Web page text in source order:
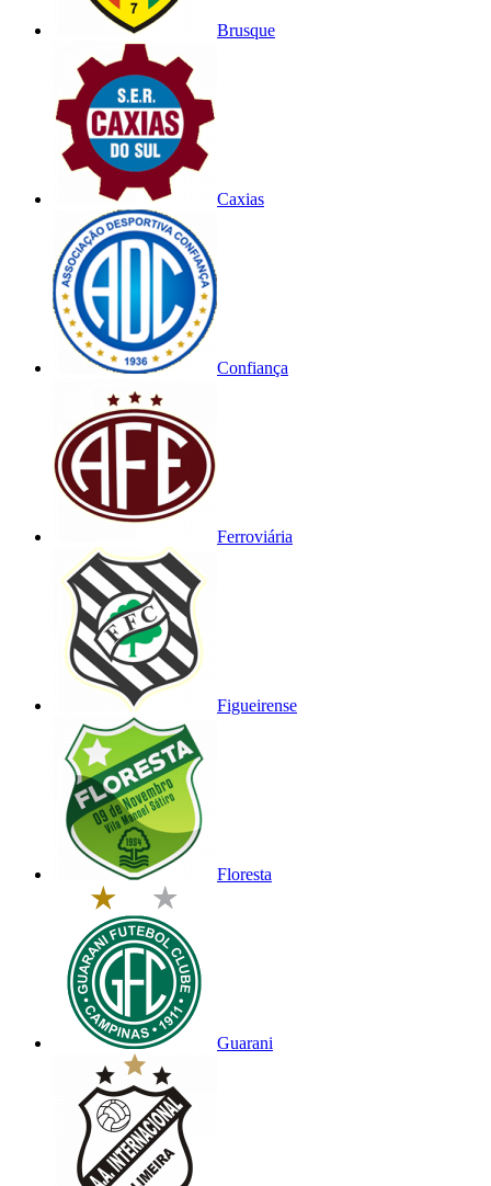
Brusque
Caxias
Confiança
Ferroviária
Figueirense
Floresta
Guarani